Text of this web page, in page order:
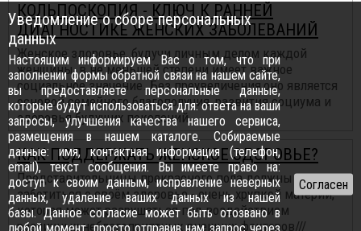
КОЛЬПОСКОПИЯ - КЛЮЧ К РАННЕЙ
ДИАГНОСТИКЕ ЖЕНСКИХ ЗАБОЛЕВАНИЙ
Женское здоровье, будучи личным делом каждой
женщины, в не меньшей степени имеет важное
социальное значение. Без преувеличения,оно является
основой семейного благополучия, развития социума и
здоровья будущих поколений...
КАК ПОДДЕРЖАТЬ ЖЕНСКОЕ ЗДОРОВЬЕ?
Представительницы прекрасного пола должны
заботиться о своём здоровье - очень хрупкой материи,
которая может разрушаться под воздействием
различных неблагоприятных внешних факторов///
Уведомление о сборе персональных
данных
Настоящим информируем Вас о том, что при
заполнении формы обратной связи на нашем сайте,
вы предоставляете персональные данные,
которые будут использоваться для: ответа на ваши
запросы, улучшения качества нашего сервиса,
размещения в нашем каталоге. Собираемые
данные: имя, контактная информация (телефон,
email), текст сообщения. Вы имеете право на:
доступ к своим данным, исправление неверных
данных, удаление ваших данных из нашей
базы. Данное согласие может быть отозвано в